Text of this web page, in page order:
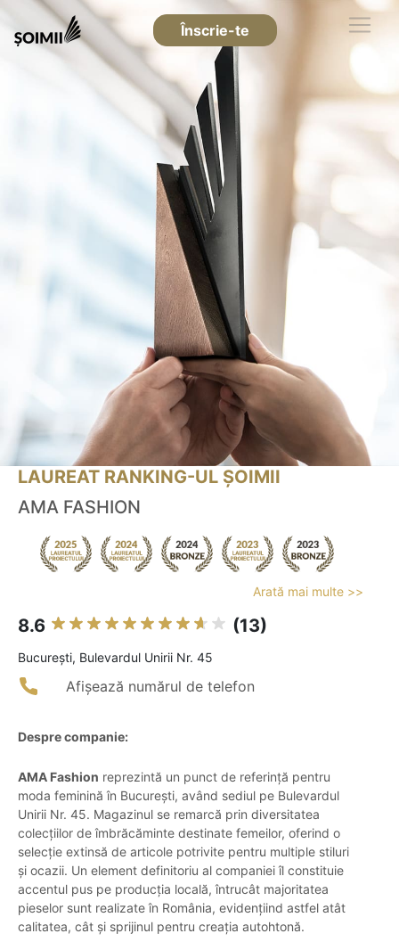
Înscrie-te
LAUREAT RANKING-UL ȘOIMII
AMA FASHION
Arată mai multe >>
8.6 (13)
Bucureşti, Bulevardul Unirii Nr. 45
Afișează numărul de telefon
Despre companie:
AMA Fashion reprezintă un punct de referință pentru
moda feminină în București, având sediul pe Bulevardul
Unirii Nr. 45. Magazinul se remarcă prin diversitatea
colecțiilor de îmbrăcăminte destinate femeilor, oferind o
selecție extinsă de articole potrivite pentru multiple stiluri
și ocazii. Un element definitoriu al companiei îl constituie
accentul pus pe producția locală, întrucât majoritatea
pieselor sunt realizate în România, evidențiind astfel atât
calitatea, cât și sprijinul pentru creația autohtonă.